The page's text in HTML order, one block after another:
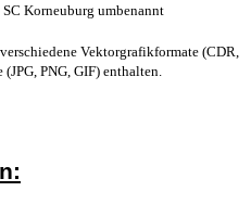
Korneuburg umbenannt
Vektorgrafikformate (CDR,
PNG, GIF) enthalten.